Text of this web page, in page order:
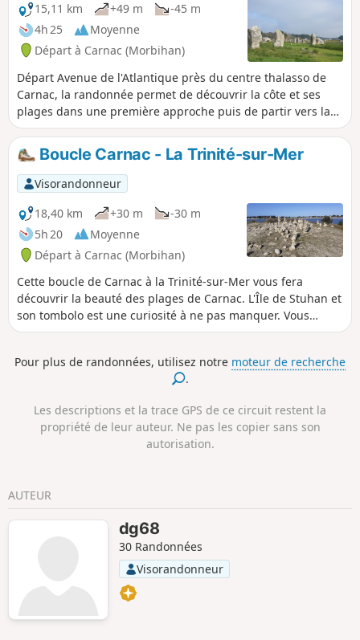
15,11 km
+49 m
-45 m
4h 25
Moyenne
Départ à Carnac (Morbihan)
Départ Avenue de l'Atlantique près du centre thalasso de
Carnac, la randonnée permet de découvrir la côte et ses
plages dans une première approche puis de partir vers la
campagne et ses alignements, dolmens, cromlechs et
menhirs avant de retrouver les plages.
Boucle Carnac - La Trinité-sur-Mer
Visorandonneur
18,40 km
+30 m
-30 m
5h 20
Moyenne
Départ à Carnac (Morbihan)
Cette boucle de Carnac à la Trinité-sur-Mer vous fera
découvrir la beauté des plages de Carnac. L'Île de Stuhan et
son tombolo est une curiosité à ne pas manquer. Vous
apprécierez le chemin des douaniers de la Pointe de
tranquillité du Marais de Kerdual, et vous visiterez le
Pour plus de randonnées, utilisez notre moteur de recherche
.
Les descriptions et la trace GPS de ce circuit restent la
propriété de leur auteur. Ne pas les copier sans son
autorisation.
AUTEUR
dg68
30 Randonnées
Visorandonneur